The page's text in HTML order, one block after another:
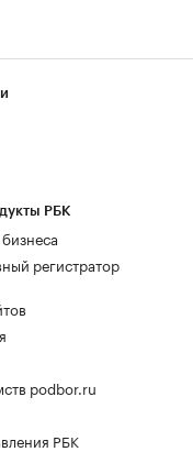
РБК
регистратор
podbor.ru
РБК